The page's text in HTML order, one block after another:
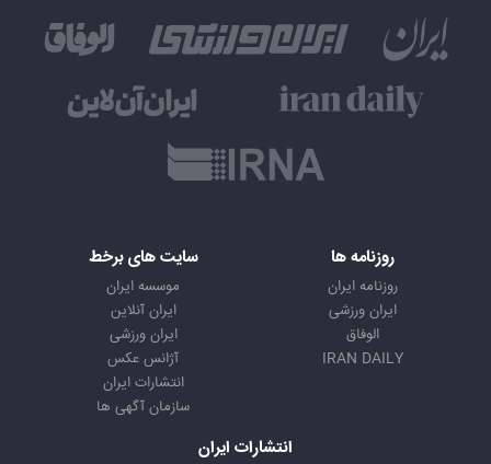
روزنامه ها
روزنامه ایران
ایران ورزشی
الوفاق
IRAN DAILY
سایت های برخط
موسسه ایران
ایران آنلاین
ایران ورزشی
آژانس عکس
انتشارات ایران
سازمان آگهی ها
انتشارات ایران